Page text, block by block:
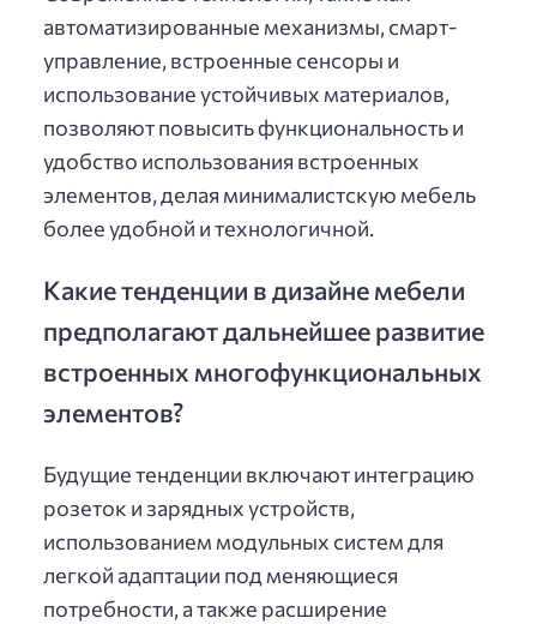
автоматизированные механизмы, смарт-
управление, встроенные сенсоры и
использование устойчивых материалов,
позволяют повысить функциональность и
удобство использования встроенных
элементов, делая минималистскую мебель
более удобной и технологичной.
Какие тенденции в дизайне мебели
предполагают дальнейшее развитие
встроенных многофункциональных
элементов?
Будущие тенденции включают интеграцию
розеток и зарядных устройств,
использованием модульных систем для
легкой адаптации под меняющиеся
потребности, а также расширение